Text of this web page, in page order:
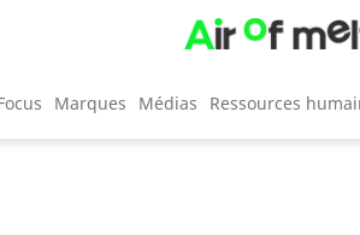
Marques Médias Ressources